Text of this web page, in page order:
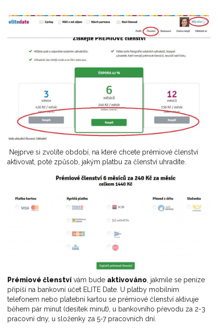
Nejprve si zvolíte období, na které chcete prémiové členství
aktivovat, poté způsob, jakým platbu za členství uhradíte.
Prémiové členství vám bude aktivováno , jakmile se peníze
připíší na bankovní účet ELITE Date. U platby mobilním
telefonem nebo platební kartou se prémiové členství aktivuje
během pár minut (desítek minut), u bankovního převodu za 2-3
pracovní dny, u složenky za 5-7 pracovních dní.